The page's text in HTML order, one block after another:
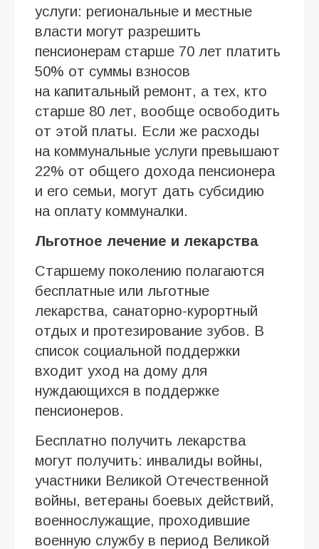
услуги: региональные и местные
власти могут разрешить
пенсионерам старше 70 лет платить
50% от суммы взносов
на капитальный ремонт, а тех, кто
старше 80 лет, вообще освободить
от этой платы. Если же расходы
на коммунальные услуги превышают
22% от общего дохода пенсионера
и его семьи, могут дать субсидию
на оплату коммуналки.
Льготное лечение и лекарства
Старшему поколению полагаются
бесплатные или льготные
лекарства, санаторно-курортный
отдых и протезирование зубов. В
список социальной поддержки
входит уход на дому для
нуждающихся в поддержке
пенсионеров.
Бесплатно получить лекарства
могут получить: инвалиды войны,
участники Великой Отечественной
войны, ветераны боевых действий,
военнослужащие, проходившие
военную службу в период Великой